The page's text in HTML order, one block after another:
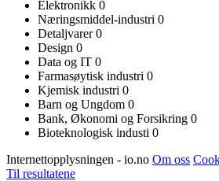
Elektronikk 0
Næringsmiddel-industri 0
Detaljvarer0
Design 0
Data og IT 0
Farmasøytisk industri 0
Kjemisk industri 0
Barn og Ungdom 0
Bank, Økonomi og Forsikring 0
Bioteknologisk industi 0
Internettopplysningen - io.no Om oss
Til resultatene